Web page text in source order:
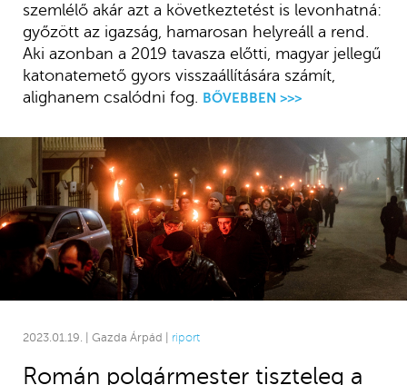
szemlélő akár azt a következtetést is levonhatná:
győzött az igazság, hamarosan helyreáll a rend.
Aki azonban a 2019 tavasza előtti, magyar jellegű
katonatemető gyors visszaállítására számít,
alighanem csalódni fog. BŐVEBBEN >>>
2023.01.19. | Gazda Árpád | riport
Román polgármester tiszteleg a